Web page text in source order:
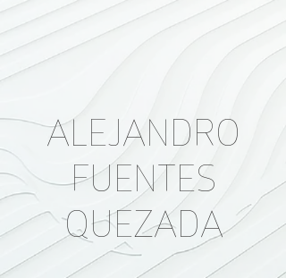
ALEJANDRO
FUENTES
QUEZADA